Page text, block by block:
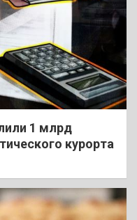
1 млрд
курорта